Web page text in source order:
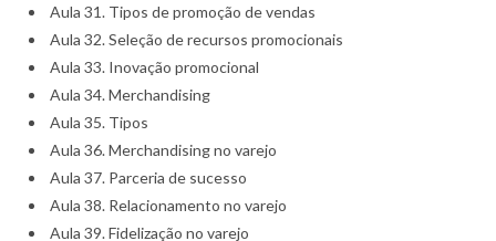
Aula 31. Tipos de promoção de vendas
Aula 32. Seleção de recursos promocionais
Aula 33. Inovação promocional
Aula 34. Merchandising
Aula 35. Tipos
Aula 36. Merchandising no varejo
Aula 37. Parceria de sucesso
Aula 38. Relacionamento no varejo
Aula 39. Fidelização no varejo